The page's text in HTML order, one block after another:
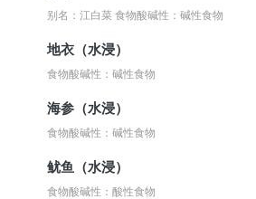
别名：江白菜食物酸碱性：碱性食物
地衣（水浸）
食物酸碱性：碱性食物
海参（水浸）
食物酸碱性：碱性食物
鱿鱼（水浸）
食物酸碱性：酸性食物